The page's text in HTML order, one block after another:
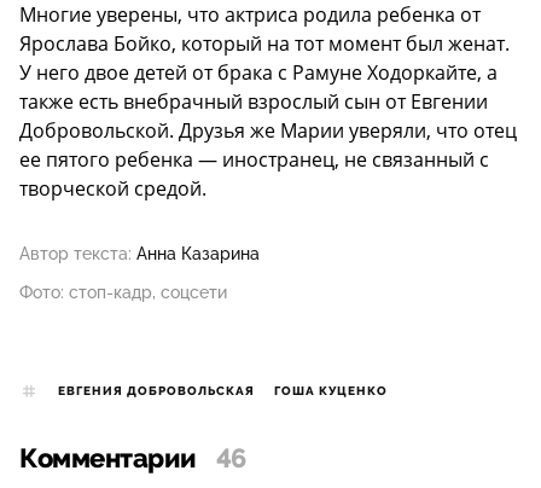
Многие уверены, что актриса родила ребенка от
Ярослава Бойко, который на тот момент был женат.
У него двое детей от брака с Рамуне Ходоркайте, а
также есть внебрачный взрослый сын от Евгении
Добровольской. Друзья же Марии уверяли, что отец
ее пятого ребенка — иностранец, не связанный с
творческой средой.
Автор текста: Анна Казарина
Фото: стоп-кадр, соцсети
ЕВГЕНИЯ ДОБРОВОЛЬСКАЯ ГОША КУЦЕНКО
Комментарии 46